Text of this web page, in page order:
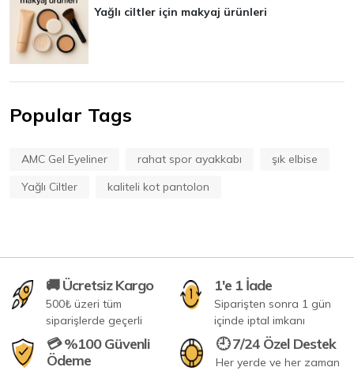
Yağlı ciltler için makyaj ürünleri
Popular Tags
AMC Gel Eyeliner rahat spor ayakkabı
şık elbise
Yağlı Ciltler
kaliteli kot pantolon
🚚 Ücretsiz Kargo
500₺ üzeri tüm
siparişlerde geçerli
1'e 1 İade
Siparişten sonra 1 gün
içinde iptal imkanı
💳 %100 Güvenli
Ödeme
🕘 7/24 Özel Destek
Her yerde ve her zaman